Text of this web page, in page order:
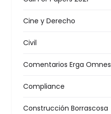
Cine y Derecho
Civil
Comentarios Erga Omnes
Compliance
Construcción Borrascosa